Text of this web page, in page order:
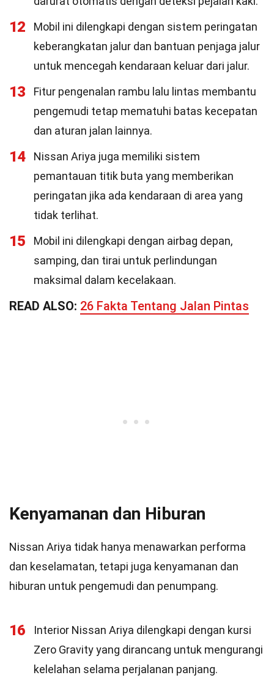
12
Mobil ini dilengkapi dengan sistem peringatan
keberangkatan jalur dan bantuan penjaga jalur
untuk mencegah kendaraan keluar dari jalur.
13
Fitur pengenalan rambu lalu lintas membantu
pengemudi tetap mematuhi batas kecepatan
dan aturan jalan lainnya.
14
Nissan Ariya juga memiliki sistem
pemantauan titik buta yang memberikan
peringatan jika ada kendaraan di area yang
tidak terlihat.
15
Mobil ini dilengkapi dengan airbag depan,
samping, dan tirai untuk perlindungan
maksimal dalam kecelakaan.
READ ALSO: 26 Fakta Tentang Jalan Pintas
Kenyamanan dan Hiburan
Nissan Ariya tidak hanya menawarkan performa
dan keselamatan, tetapi juga kenyamanan dan
hiburan untuk pengemudi dan penumpang.
16
Interior Nissan Ariya dilengkapi dengan kursi
Zero Gravity yang dirancang untuk mengurangi
kelelahan selama perjalanan panjang.